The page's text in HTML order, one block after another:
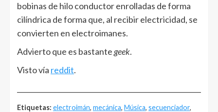
bobinas de hilo conductor enrolladas de forma
cilíndrica de forma que, al recibir electricidad, se
convierten en electroimanes.
Advierto que es bastantegeek.
Visto vía reddit.
Etiquetas: electroimán, mecánica, Música, secuenciador,